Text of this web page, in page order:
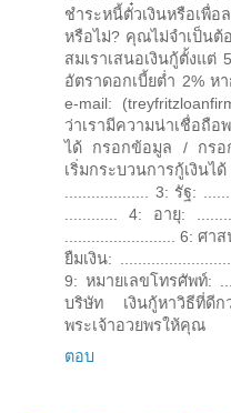
ชำระหนี้ตั๋วเงินหรือเพื่
หรือไม่? คุณไม่จำเป็นต้
สมเราเสนอเงินกู้ตั้งแต่
อัตราดอกเบี้ยต่ำ 2% ห
e-mail:
ว่าเรามีความน่าเชื่อถือ
ได้ กรอกข้อมูล / กรอก
เริ่มกระบวนการกู้เงินไ
................... 3: รัฐ:
............ 4: อายุ:
......................... 6: ศา
ยืมเงิน:
9: หมายเลขโทรศัพท์:
บริษัท เงินกู้หาวิธีที่ดีก
พระเจ้าอวยพรให้คุณ
ตอบ